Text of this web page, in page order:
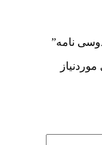
نامه”